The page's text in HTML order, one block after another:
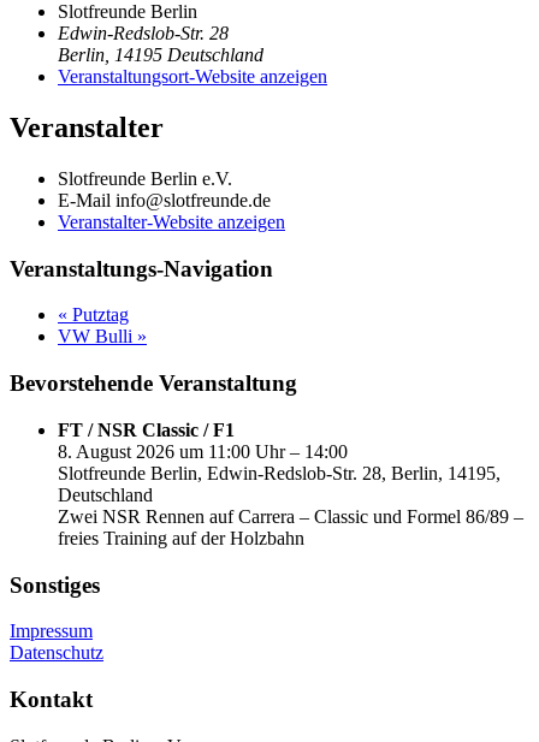
Slotfreunde Berlin
Edwin-Redslob-Str. 28
Berlin 14195 Deutschland
Veranstaltungsort-Website anzeigen
Veranstalter
Slotfreunde Berlin e.V.
E-Mail info@slotfreunde.de
Veranstalter-Website anzeigen
Veranstaltungs-Navigation
« Putztag
VW Bulli »
Bevorstehende Veranstaltung
FT / NSR Classic / F1
8. August 2026 um 11:00 Uhr – 14:00
Slotfreunde Berlin, Edwin-Redslob-Str. 28, Berlin, 14195,
Deutschland
Zwei NSR Rennen auf Carrera – Classic und Formel 86/89 –
freies Training auf der Holzbahn
Sonstiges
Impressum
Datenschutz
Kontakt